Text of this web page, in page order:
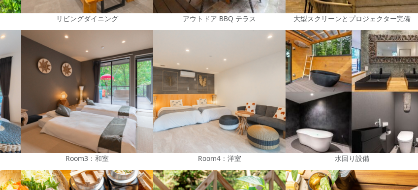
リビングダイニング アウトドア BBQ テラス 大型スクリーンとプロジェクター完備
Room3：和室 Room4：洋室 水回り設備